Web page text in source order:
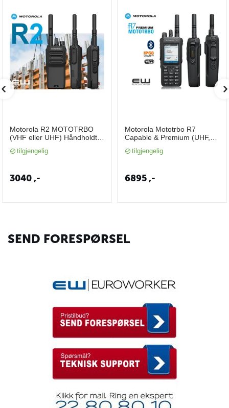
Motorola R2 MOTOTRBO
(VHF eller UHF) Håndholdt
tilgjengelig
3040,-
Motorola Mototrbo R7
Capable & Premium (UHF,
tilgjengelig
6895,-
SEND FORESPØRSEL